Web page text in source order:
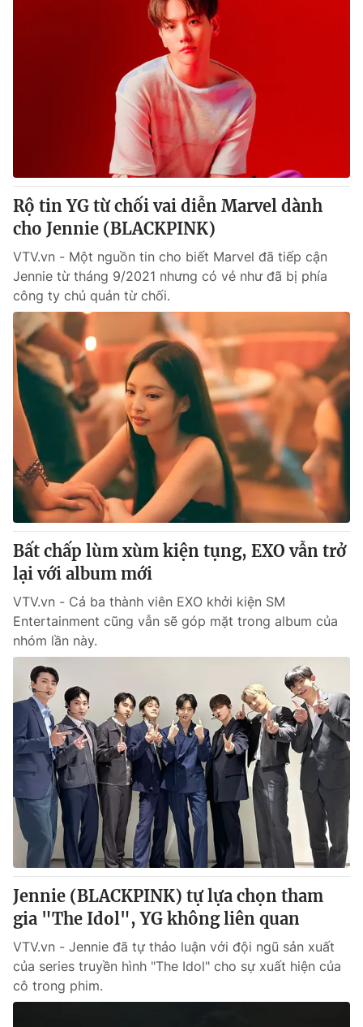
Rộ tin YG từ chối vai diễn Marvel dành
cho Jennie (BLACKPINK)
VTV.vn - Một nguồn tin cho biết Marvel đã tiếp cận
Jennie từ tháng 9/2021 nhưng có vẻ như đã bị phía
công ty chủ quản từ chối.
Bất chấp lùm xùm kiện tụng, EXO vẫn trở
lại với album mới
VTV.vn - Cả ba thành viên EXO khởi kiện SM
Entertainment cũng vẫn sẽ góp mặt trong album của
nhóm lần này.
Jennie (BLACKPINK) tự lựa chọn tham
gia "The Idol", YG không liên quan
VTV.vn - Jennie đã tự thảo luận với đội ngũ sản xuất
của series truyền hình "The Idol" cho sự xuất hiện của
cô trong phim.